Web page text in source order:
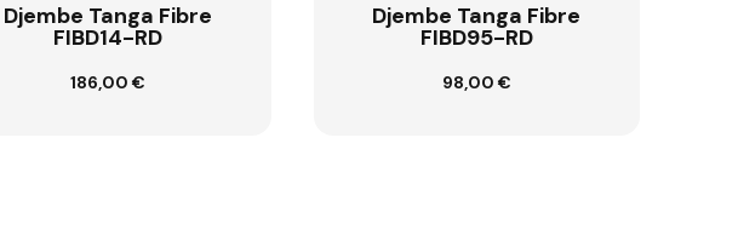
Djembe Tanga Fibre
FIBD95-RD
98,00 €
Ajouter au panier
Djembe Tanga Slammer
DA50-7G
108,00 €
Ajouter au panier